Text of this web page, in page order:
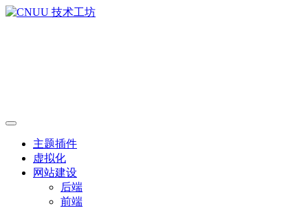
主题插件
虚拟化
网站建设
后端
前端